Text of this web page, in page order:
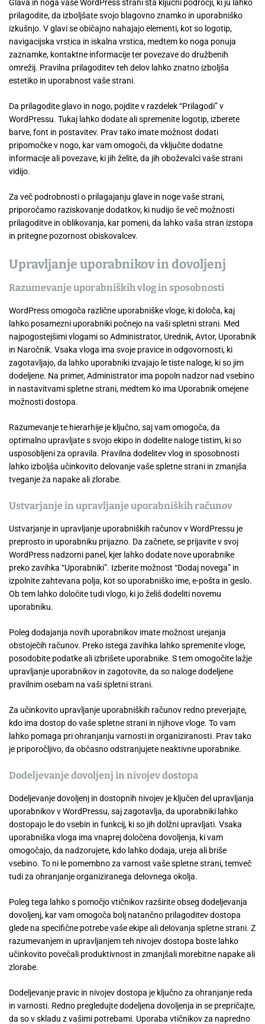
Glava in noga vaše WordPress strani sta ključni področji, ki ju lahko
prilagodite, da izboljšate svojo blagovno znamko in uporabniško
izkušnjo. V glavi se običajno nahajajo elementi, kot so logotip,
navigacijska vrstica in iskalna vrstica, medtem ko noga ponuja
zaznamke, kontaktne informacije ter povezave do družbenih
omrežij. Pravilna prilagoditev teh delov lahko znatno izboljša
estetiko in uporabnost vaše strani.
Da prilagodite glavo in nogo, pojdite v razdelek “Prilagodi” v
WordPressu. Tukaj lahko dodate ali spremenite logotip, izberete
barve, font in postavitev. Prav tako imate možnost dodati
pripomočke v nogo, kar vam omogoči, da vključite dodatne
informacije ali povezave, ki jih želite, da jih oboževalci vaše strani
vidijo.
Za več podrobnosti o prilagajanju glave in noge vaše strani,
priporočamo raziskovanje dodatkov, ki nudijo še več možnosti
prilagoditve in oblikovanja, kar pomeni, da lahko vaša stran izstopa
in pritegne pozornost obiskovalcev.
Upravljanje uporabnikov in dovoljenj
Razumevanje uporabniških vlog in sposobnosti
WordPress omogoča različne uporabniške vloge, ki določa, kaj
lahko posamezni uporabniki počnejo na vaši spletni strani. Med
najpogostejšimi vlogami so Administrator, Urednik, Avtor, Uporabnik
in Naročnik. Vsaka vloga ima svoje pravice in odgovornosti, ki
zagotavljajo, da lahko uporabniki izvajajo le tiste naloge, ki so jim
dodeljene. Na primer, Administrator ima popoln nadzor nad vsebino
in nastavitvami spletne strani, medtem ko ima Uporabnik omejene
možnosti dostopa.
Razumevanje te hierarhije je ključno, saj vam omogoča, da
optimalno upravljate s svojo ekipo in dodelite naloge tistim, ki so
usposobljeni za opravila. Pravilna dodelitev vlog in sposobnosti
lahko izboljša učinkovito delovanje vaše spletne strani in zmanjša
tveganje za napake ali zlorabe.
Ustvarjanje in upravljanje uporabniških računov
Ustvarjanje in upravljanje uporabniških računov v WordPressu je
preprosto in uporabniku prijazno. Da začnete, se prijavite v svoj
WordPress nadzorni panel, kjer lahko dodate nove uporabnike
preko zavihka “Uporabniki”. Izberite možnost “Dodaj novega” in
izpolnite zahtevana polja, kot so uporabniško ime, e-pošta in geslo.
Ob tem lahko določite tudi vlogo, ki jo želiš dodeliti novemu
uporabniku.
Poleg dodajanja novih uporabnikov imate možnost urejanja
obstoječih računov. Preko istega zavihka lahko spremenite vloge,
posodobite podatke ali izbrišete uporabnike. S tem omogočite lažje
upravljanje uporabnikov in zagotovite, da so naloge dodeljene
pravilnim osebam na vaši spletni strani.
Za učinkovito upravljanje uporabniških računov redno preverjajte,
kdo ima dostop do vaše spletne strani in njihove vloge. To vam
lahko pomaga pri ohranjanju varnosti in organiziranosti. Prav tako
je priporočljivo, da občasno odstranjujete neaktivne uporabnike.
Dodeljevanje dovoljenj in nivojev dostopa
Dodeljevanje dovoljenj in dostopnih nivojev je ključen del upravljanja
uporabnikov v WordPressu, saj zagotavlja, da uporabniki lahko
dostopajo le do vsebin in funkcij, ki so jih dolžni upravljati. Vsaka
uporabniška vloga ima vnaprej določena dovoljenja, ki vam
omogočajo, da nadzorujete, kdo lahko dodaja, ureja ali briše
vsebino. To ni le pomembno za varnost vaše spletne strani, temveč
tudi za ohranjanje organiziranega delovnega okolja.
Poleg tega lahko s pomočjo vtičnikov razširite obseg dodeljevanja
dovoljenj, kar vam omogoča bolj natančno prilagoditev dostopa
glede na specifične potrebe vaše ekipe ali delovanja spletne strani. Z
razumevanjem in upravljanjem teh nivojev dostopa boste lahko
učinkovito povečali produktivnost in zmanjšali morebitne napake ali
zlorabe.
Dodeljevanje pravic in nivojev dostopa je ključno za ohranjanje reda
in varnosti. Redno pregledujte dodeljena dovoljenja in se prepričajte,
da so v skladu z vašimi potrebami. Uporaba vtičnikov za napredno